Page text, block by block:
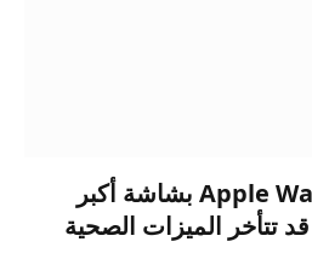
تتميز Apple Watch Series 10 بشاشة أكبر
تتأخر الميزات الصحية